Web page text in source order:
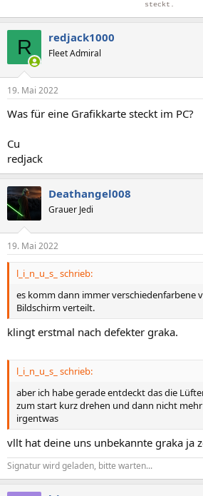
steckt.
R redjack1000
Fleet Admiral
19. Mai 2022
Was für eine Grafikkarte steckt im PC?
Cu
redjack
Deathangel008
Grauer Jedi
19. Mai 2022
l_i_n_u_s_ schrieb:
es komm dann immer verschiedenfarbene
Bildschirm verteilt.
klingt erstmal nach defekter graka.
l_i_n_u_s_ schrieb:
aber ich habe gerade entdeckt das die
zum start kurz drehen und dann nicht
irgentwas
vllt hat deine uns unbekannte graka ja
Signatur wird geladen, bitte warten...